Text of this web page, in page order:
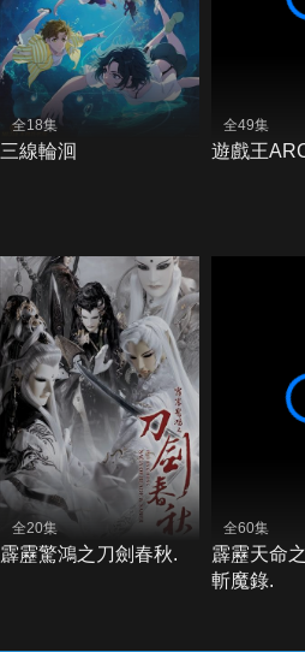
全18集
三線輪洄
全49集
遊戲王
全20集
霹靂驚鴻之刀劍春秋.
全60集
霹靂天命
斬魔錄.